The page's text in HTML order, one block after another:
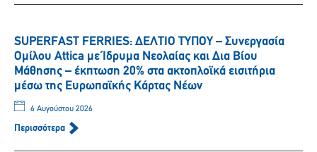
SUPERFAST FERRIES: ΔΕΛΤΙΟ ΤΥΠΟΥ – Συνεργασία
Ομίλου Attica με Ίδρυμα Νεολαίας και Δια Βίου
Μάθησης – έκπτωση 20% στα ακτοπλοϊκά εισιτήρια
μέσω της Ευρωπαϊκής Κάρτας Νέων
6 Αυγούστου 2026
Περισσότερα